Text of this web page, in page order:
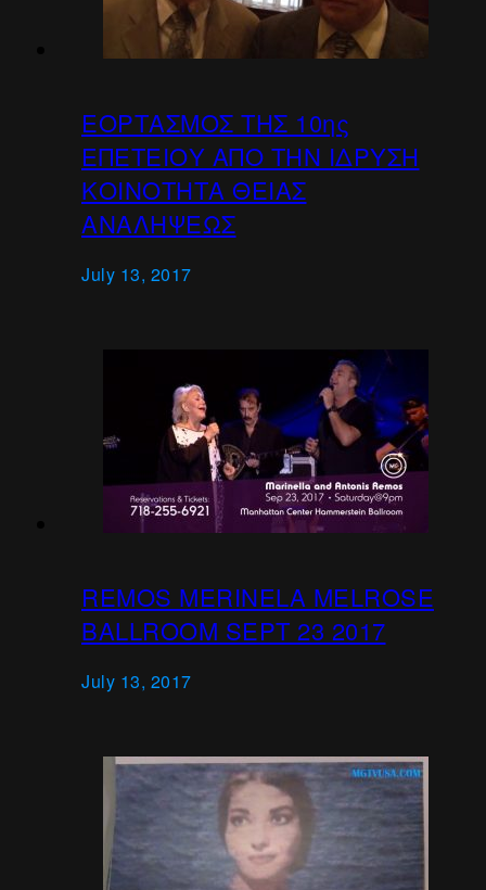
ΕΟΡΤΑΣΜΟΣ ΤΗΣ 10ης
ΕΠΕΤΕΙΟΥ ΑΠΟ ΤΗΝ ΙΔΡΥΣΗ
ΚΟΙΝΟΤΗΤΑ ΘΕΙΑΣ
ΑΝΑΛΗΨΕΩΣ
July 13, 2017
REMOS MERINELA MELROSE
BALLROOM SEPT 23 2017
July 13, 2017